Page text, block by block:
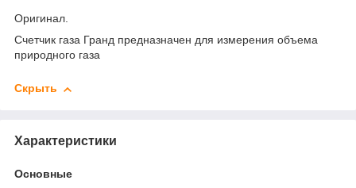
Оригинал.
Счетчик газа Гранд предназначен для измерения объема
природного газа
Скрыть
Характеристики
Основные